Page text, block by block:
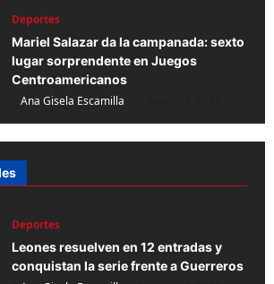
Deportes
Mariel Salazar da la campanada: sexto
lugar sorprendente en Juegos
Centroamericanos
Ana Gisela Escamilla
Deportes
Leones resuelven en 12 entradas y
conquistan la serie frente a Guerreros